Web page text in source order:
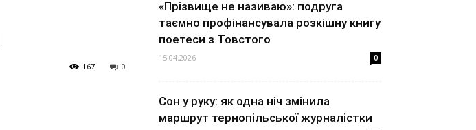
0
167
«Прізвище не називаю»: подруга
таємно профінансувала розкішну книгу
поетеси з Товстого
15.04.2026 0
Сон у руку: як одна ніч змінила
маршрут тернопільської журналістки